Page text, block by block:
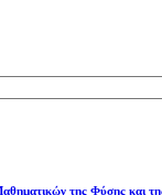
της Φύσης και